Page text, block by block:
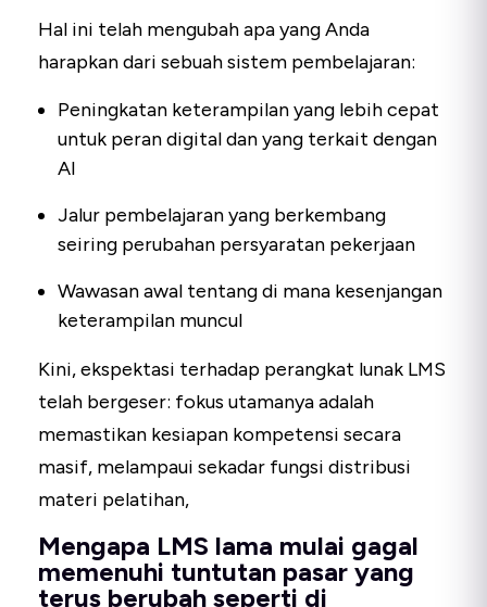
Hal ini telah mengubah apa yang Anda
harapkan dari sebuah sistem pembelajaran:
Peningkatan keterampilan yang lebih cepat
untuk peran digital dan yang terkait dengan
AI
Jalur pembelajaran yang berkembang
seiring perubahan persyaratan pekerjaan
Wawasan awal tentang di mana kesenjangan
keterampilan muncul
Kini, ekspektasi terhadap perangkat lunak LMS
telah bergeser: fokus utamanya adalah
memastikan kesiapan kompetensi secara
masif, melampaui sekadar fungsi distribusi
materi pelatihan,
Mengapa LMS lama mulai gagal
memenuhi tuntutan pasar yang
terus berubah seperti di